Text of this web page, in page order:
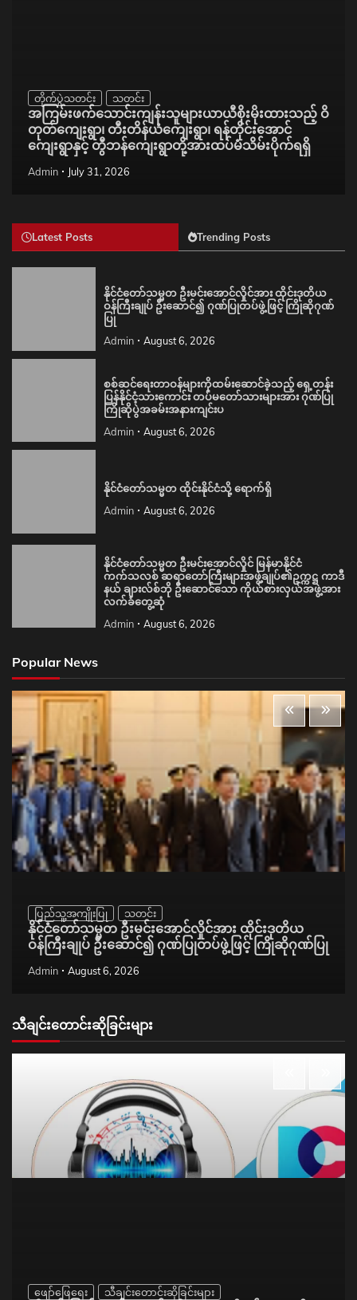
တိုက်ပွဲသတင်း သတင်း
အကြမ်းဖက်သောင်းကျန်းသူများယာယီစိုးမိုးထားသည့် ဝိ
တုတ်ကျေးရွာ၊ တီးတိန်ယံကျေးရွာ၊ ရန်တိုင်းအောင်
ကျေးရွာနှင့် တွီဘန်ကျေးရွာတို့အားထပ်မံသိမ်းပိုက်ရရှိ
Admin July 31, 2026
Latest Posts Trending Posts
နိုင်ငံတော်သမ္မတ ဦးမင်းအောင်လှိုင်အား ထိုင်းဒုတိယ
ဝန်ကြီးချုပ် ဦးဆောင်၍ ဂုဏ်ပြုတပ်ဖွဲ့ဖြင့် ကြိုဆိုဂုဏ်
ပြု
Admin August 6, 2026
စစ်ဆင်ရေးတာဝန်များကိုထမ်းဆောင်ခဲ့သည့် ရှေ့တန်း
ပြန်နိုင်ငံ့သားကောင်း တပ်မတော်သားများအား ဂုဏ်ပြု
ကြိုဆိုပွဲအခမ်းအနားကျင်းပ
Admin August 6, 2026
နိုင်ငံတော်သမ္မတ ထိုင်းနိုင်ငံသို့ ရောက်ရှိ
Admin August 6, 2026
နိုင်ငံတော်သမ္မတ ဦးမင်းအောင်လှိုင် မြန်မာနိုင်ငံ
ကက်သလစ် ဆရာတော်ကြီးများအဖွဲ့ချုပ်၏ဥက္ကဋ္ဌ ကာဒီ
နယ် ချားလ်စ်ဘို ဦးဆောင်သော ကိုယ်စားလှယ်အဖွဲ့အား
လက်ခံတွေ့ဆုံ
Admin August 6, 2026
Popular News
ပြည်သူ့အကျိုးပြု သတင်း
နိုင်ငံတော်သမ္မတ ဦးမင်းအောင်လှိုင်အား ထိုင်းဒုတိယ
ဝန်ကြီးချုပ် ဦးဆောင်၍ ဂုဏ်ပြုတပ်ဖွဲ့ဖြင့် ကြိုဆိုဂုဏ်ပြု
Admin August 6, 2026
သီချင်းတောင်းဆိုခြင်းများ
ဖျော်ဖြေရေး သီချင်းတောင်းဆိုခြင်းများ